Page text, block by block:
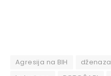
Agresija na BIH dženaza